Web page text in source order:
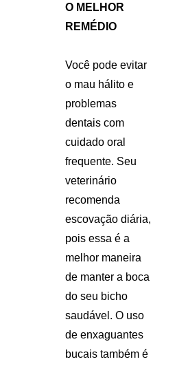
O MELHOR
REMÉDIO
Você pode evitar
o mau hálito e
problemas
dentais com
cuidado oral
frequente. Seu
veterinário
recomenda
escovação diária,
pois essa é a
melhor maneira
de manter a boca
do seu bicho
saudável. O uso
de enxaguantes
bucais também é